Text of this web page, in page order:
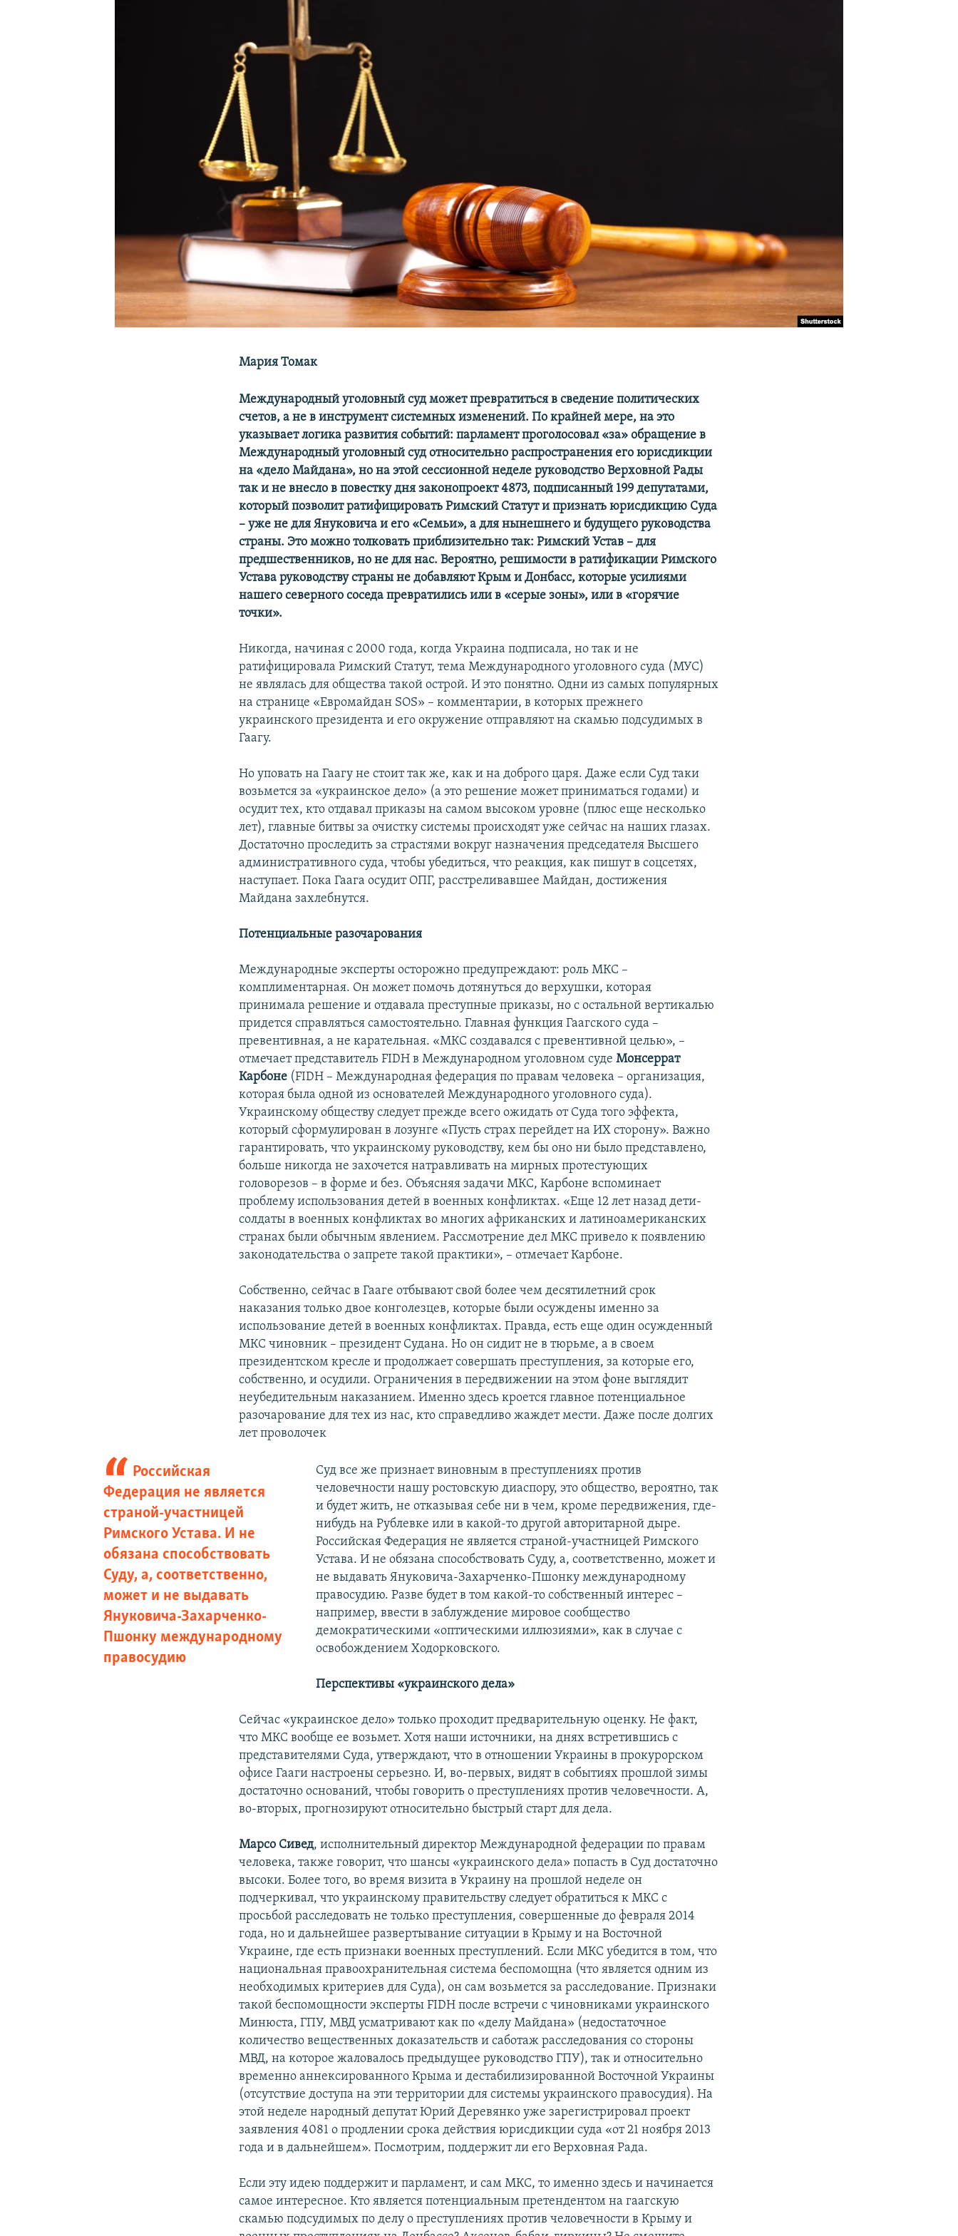
Мария Томак
Международный уголовный суд может превратиться в сведение политических
счетов, а не в инструмент системных изменений. По крайней мере, на это
указывает логика развития событий: парламент проголосовал «за» обращение в
Международный уголовный суд относительно распространения его юрисдикции
на «дело Майдана», но на этой сессионной неделе руководство Верховной Рады
так и не внесло в повестку дня законопроект 4873, подписанный 199 депутатами,
который позволит ратифицировать Римский Статут и признать юрисдикцию Суда
– уже не для Януковича и его «Семьи», а для нынешнего и будущего руководства
страны. Это можно толковать приблизительно так: Римский Устав – для
предшественников, но не для нас. Вероятно, решимости в ратификации Римского
Устава руководству страны не добавляют Крым и Донбасс, которые усилиями
нашего северного соседа превратились или в «серые зоны», или в «горячие
точки».
Никогда, начиная с 2000 года, когда Украина подписала, но так и не
ратифицировала Римский Статут, тема Международного уголовного суда (МУС)
не являлась для общества такой острой. И это понятно. Одни из самых популярных
на странице «Евромайдан SOS» – комментарии, в которых прежнего
украинского президента и его окружение отправляют на скамью подсудимых в
Гаагу.
Но уповать на Гаагу не стоит так же, как и на доброго царя. Даже если Суд таки
возьмется за «украинское дело» (а это решение может приниматься годами) и
осудит тех, кто отдавал приказы на самом высоком уровне (плюс еще несколько
лет), главные битвы за очистку системы происходят уже сейчас на наших глазах.
Достаточно проследить за страстями вокруг назначения председателя Высшего
административного суда, чтобы убедиться, что реакция, как пишут в соцсетях,
наступает. Пока Гаага осудит ОПГ, расстреливавшее Майдан, достижения
Майдана захлебнутся.
Потенциальные разочарования
Международные эксперты осторожно предупреждают: роль МКС –
комплиментарная. Он может помочь дотянуться до верхушки, которая
принимала решение и отдавала преступные приказы, но с остальной вертикалью
придется справляться самостоятельно. Главная функция Гаагского суда –
превентивная, а не карательная. «МКС создавался с превентивной целью», –
отмечает представитель FIDH в Международном уголовном судеМонсеррат
Карбоне (FIDH – Международная федерация по правам человека – организация,
которая была одной из основателей Международного уголовного суда).
Украинскому обществу следует прежде всего ожидать от Суда того эффекта,
который сформулирован в лозунге «Пусть страх перейдет на ИХ сторону». Важно
гарантировать, что украинскому руководству, кем бы оно ни было представлено,
больше никогда не захочется натравливать на мирных протестующих
головорезов – в форме и без. Объясняя задачи МКС, Карбоне вспоминает
проблему использования детей в военных конфликтах. «Еще 12 лет назад дети-
солдаты в военных конфликтах во многих африканских и латиноамериканских
странах были обычным явлением. Рассмотрение дел МКС привело к появлению
законодательства о запрете такой практики», – отмечает Карбоне.
Собственно, сейчас в Гааге отбывают свой более чем десятилетний срок
наказания только двое конголезцев, которые были осуждены именно за
использование детей в военных конфликтах. Правда, есть еще один осужденный
МКС чиновник – президент Судана. Но он сидит не в тюрьме, а в своем
президентском кресле и продолжает совершать преступления, за которые его,
собственно, и осудили. Ограничения в передвижении на этом фоне выглядит
неубедительным наказанием. Именно здесь кроется главное потенциальное
разочарование для тех из нас, кто справедливо жаждет мести. Даже после долгих
лет проволочек
Российская
Федерация не является
страной-участницей
Римского Устава. И не
обязана способствовать
Суду, а, соответственно,
может и не выдавать
Януковича-Захарченко-
Пшонку международному
правосудию
Суд все же признает виновным в преступлениях против
человечности нашу ростовскую диаспору, это общество, вероятно, так
и будет жить, не отказывая себе ни в чем, кроме передвижения, где-
нибудь на Рублевке или в какой-то другой авторитарной дыре.
Российская Федерация не является страной-участницей Римского
Устава. И не обязана способствовать Суду, а, соответственно, может и
не выдавать Януковича-Захарченко-Пшонку международному
правосудию. Разве будет в том какой-то собственный интерес –
например, ввести в заблуждение мировое сообщество
демократическими «оптическими иллюзиями», как в случае с
освобождением Ходорковского.
Перспективы «украинского дела»
Сейчас «украинское дело» только проходит предварительную оценку. Не факт,
что МКС вообще ее возьмет. Хотя наши источники, на днях встретившись с
представителями Суда, утверждают, что в отношении Украины в прокурорском
офисе Гааги настроены серьезно. И, во-первых, видят в событиях прошлой зимы
достаточно оснований, чтобы говорить о преступлениях против человечности. А,
во-вторых, прогнозируют относительно быстрый старт для дела.
Марсо Сивед, исполнительный директор Международной федерации по правам
человека, также говорит, что шансы «украинского дела» попасть в Суд достаточно
высоки. Более того, во время визита в Украину на прошлой неделе он
подчеркивал, что украинскому правительству следует обратиться к МКС с
просьбой расследовать не только преступления, совершенные до февраля 2014
года, но и дальнейшее развертывание ситуации в Крыму и на Восточной
Украине, где есть признаки военных преступлений. Если МКС убедится в том, что
национальная правоохранительная система беспомощна (что является одним из
необходимых критериев для Суда), он сам возьмется за расследование. Признаки
такой беспомощности эксперты FIDH после встречи с чиновниками украинского
Минюста, ГПУ, МВД усматривают как по «делу Майдана» (недостаточное
количество вещественных доказательств и саботаж расследования со стороны
МВД, на которое жаловалось предыдущее руководство ГПУ), так и относительно
временно аннексированного Крыма и дестабилизированной Восточной Украины
(отсутствие доступа на эти территории для системы украинского правосудия). На
этой неделе народный депутат Юрий Деревянко уже зарегистрировал проект
заявления 4081 о продлении срока действия юрисдикции суда «от 21 ноября 2013
года и в дальнейшем». Посмотрим, поддержит ли его Верховная Рада.
Если эту идею поддержит и парламент, и сам МКС, то именно здесь и начинается
самое интересное. Кто является потенциальным претендентом на гаагскую
скамью подсудимых по делу о преступлениях против человечности в Крыму и